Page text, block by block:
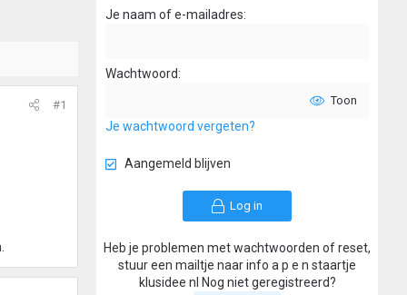
#1
Je naam of e-mailadres
Wachtwoord
Toon
Je wachtwoord vergeten?
Aangemeld blijven
Log in
Heb je problemen met wachtwoorden of reset,
stuur een mailtje naar info a p e n staartje
klusidee nl Nog niet geregistreerd?